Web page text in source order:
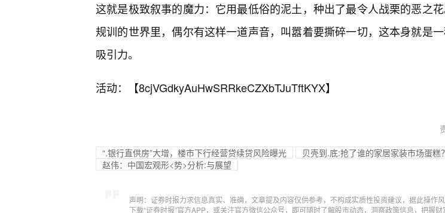
这就是极致叙事的魔力：它用最低俗的泥土，种出了最令人战栗的恶之
规训的世界里，偶尔有这样一道声音，叫嚣着要撕碎一切，这本身就是
吸引力。
活动：【8cjVGdkyAuHwSRRkeCZXbTJuTftKYX】
“.银行直供房”大增，楼市下行经营贷续贷风险曝光
贝壳到.底:抢了谁的家居家装市场蛋糕？
赵伟：中国宏观形<势>分析:与展望
声明：证券时报力求信息真实、准确，文章提及内容仅供参考，不构成实质性投资建议，据此操作
下载“证券时报”官方APP，或关注官方微信公众号，即可随时了解股市动态，洞察政策信息，把握财